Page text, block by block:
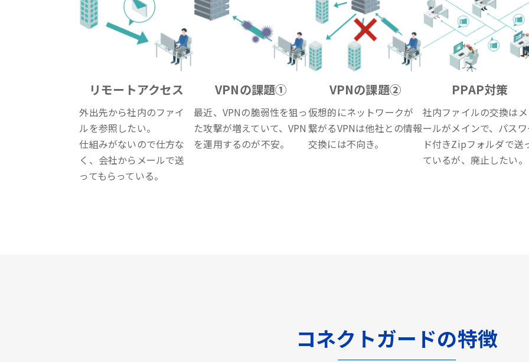
リモートアクセス
外出先から社内のファイ
ルを参照したい。
仕組みがないので仕方な
く、会社からメールで送
ってもらっている。
VPNの課題①
最近、VPNの脆弱性を狙っ
た攻撃が増えていて、VPN
を運用するのが不安。
VPNの課題②
仮想的にネットワークが
繋がるVPNは他社との情報
交換には不向き。
PPAP対策
社内ファイルの交換はメ
ールがメインで、パス
ド付きZipフォルダで送
ているが、廃止したい。
コネクトガードの特徴